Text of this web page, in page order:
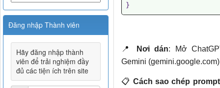
📍 Nơi dán: Mở
Gemini
📋 Cách sao chép
Đăng nhập Thành viên
Hãy đăng nhập thành
viên để trải nghiệm đầy
đủ các tiện ích trên site